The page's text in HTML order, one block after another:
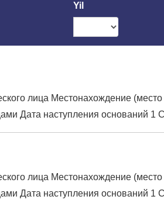
Yil
лица Местонахождение (место
Дата наступления оснований 1
лица Местонахождение (место
Дата наступления оснований 1